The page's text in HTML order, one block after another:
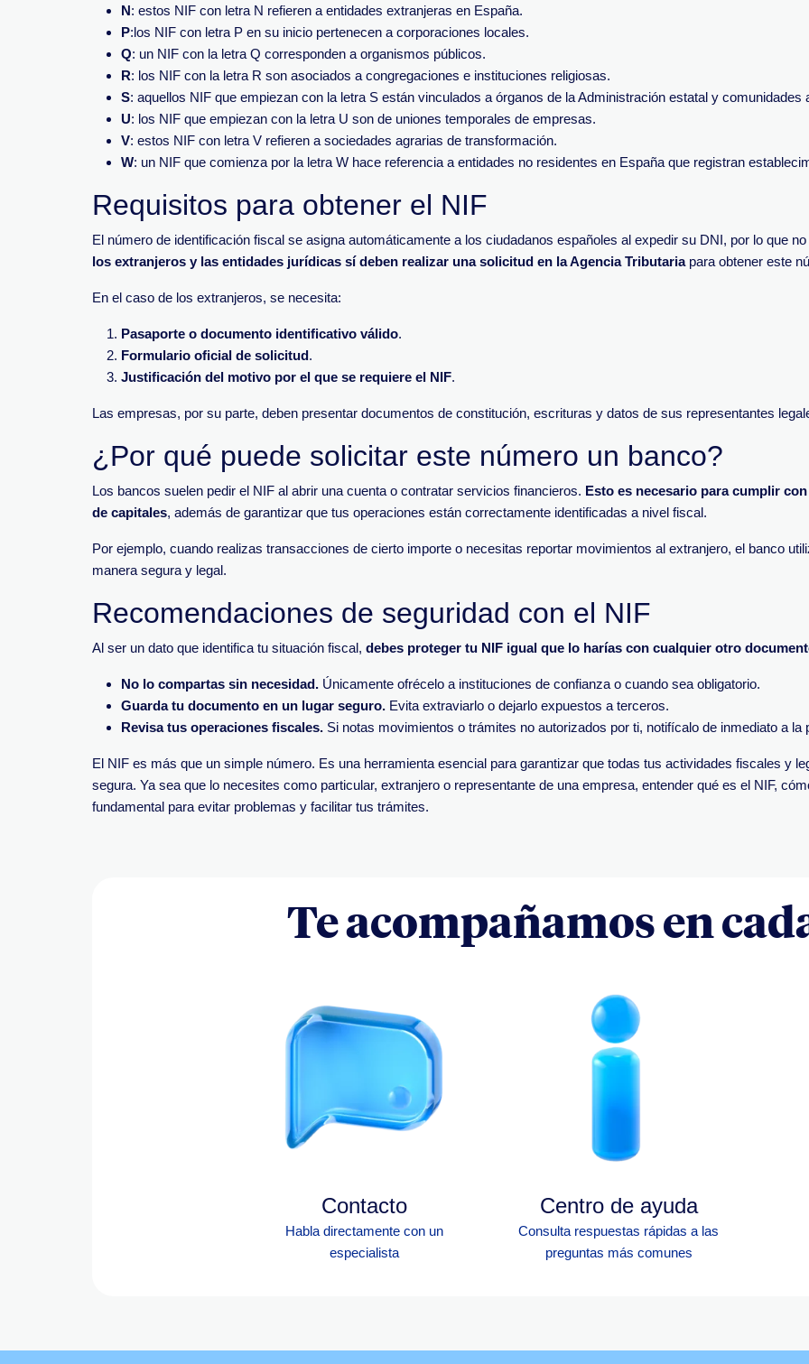
N: estos NIF con letra N refieren a entidades extranjeras en España.
P:los NIF con letra P en su inicio pertenecen a corporaciones locales.
Q: un NIF con la letra Q corresponden a organismos públicos.
R: los NIF con la letra R son asociados a congregaciones e instituciones religiosas.
S: aquellos NIF que empiezan con la letra S están vinculados a órganos de la Administración estatal y comunidades
U: los NIF que empiezan con la letra U son de uniones temporales de empresas.
V: estos NIF con letra V refieren a sociedades agrarias de transformación.
W: un NIF que comienza por la letra W hace referencia a entidades no residentes en España que registran
Requisitos para obtener el NIF
El número de identificación fiscal se asigna automáticamente a los ciudadanos españoles al expedir su DNI, por lo que
los extranjeros y las entidades jurídicas sí deben realizar una solicitud en la Agencia Tributariapara obtener este
En el caso de los extranjeros, se necesita:
Pasaporte o documento identificativo válido.
Formulario oficial de solicitud.
Justificación del motivo por el que se requiere el NIF.
Las empresas, por su parte, deben presentar documentos de constitución, escrituras y datos de sus representantes
¿Por qué puede solicitar este número un banco?
Los bancos suelen pedir el NIF al abrir una cuenta o contratar servicios financieros. Esto es necesario para cumplir
de capitales, además de garantizar que tus operaciones están correctamente identificadas a nivel fiscal.
Por ejemplo, cuando realizas transacciones de cierto importe o necesitas reportar movimientos al extranjero, el banco
manera segura y legal.
Recomendaciones de seguridad con el NIF
Al ser un dato que identifica tu situación fiscal, debes proteger tu NIF igual que lo harías con cualquier otro
No lo compartas sin necesidad. Únicamente ofrécelo a instituciones de confianza o cuando sea obligatorio.
Guarda tu documento en un lugar seguro. Evita extraviarlo o dejarlo expuestos a terceros.
Revisa tus operaciones fiscales. Si notas movimientos o trámites no autorizados por ti, notifícalo de inmediato a
El NIF es más que un simple número. Es una herramienta esencial para garantizar que todas tus actividades fiscales y
segura. Ya sea que lo necesites como particular, extranjero o representante de una empresa, entender qué es el NIF,
fundamental para evitar problemas y facilitar tus trámites.
Te acompañamos en
Contacto
Habla directamente con un
especialista
Centro de ayuda
Consulta respuestas rápidas a las
preguntas más comunes